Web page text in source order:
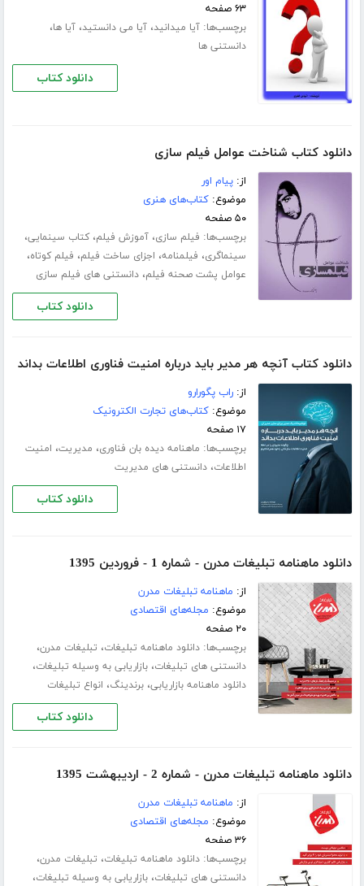
۶۳ صفحه
برچسب‌ها:آیا میدانید،آیا می دانستید،آیا ها،
دانستنی ها
دانلود کتاب
دانلود کتاب شناخت عوامل فیلم سازی
از:پیام اور
موضوع:کتاب‌های هنری
۵۰ صفحه
برچسب‌ها: فیلم سازی،آموزش فیلم،کتاب سینمایی،
سینماگری، فیلمنامه، اجزای ساخت فیلم، فیلم کوتاه،
عوامل پشت صحنه فیلم،دانستنی های فیلم سازی
دانلود کتاب
دانلود کتاب آنچه هر مدیر باید درباره امنیت فناوری اطلاعات بداند
از:راب پگورارو
موضوع:کتاب‌های تجارت الکترونیک
۱۷ صفحه
برچسب‌ها: ماهنامه دیده بان فناوری، مدیریت، امنیت
اطلاعات،دانستنی های مدیریت
دانلود کتاب
دانلود ماهنامه تبلیغات مدرن - شماره 1 - فروردین 1395
از: ماهنامه تبلیغات مدرن
موضوع: مجله‌های اقتصادی
۲۰ صفحه
برچسب‌ها:دانلود ماهنامه تبلیغات، تبلیغات مدرن،
دانستنی های تبلیغات،بازاریابی به وسیله تبلیغات،
دانلود ماهنامه بازاریابی،برندینگ، انواع تبلیغات
دانلود کتاب
دانلود ماهنامه تبلیغات مدرن - شماره 2 - اردیبهشت 1395
از: ماهنامه تبلیغات مدرن
موضوع: مجله‌های اقتصادی
۳۶ صفحه
برچسب‌ها:دانلود ماهنامه تبلیغات، تبلیغات مدرن،
دانستنی های تبلیغات،بازاریابی به وسیله تبلیغات،